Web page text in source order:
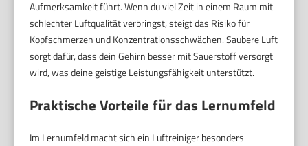
Aufmerksamkeit führt. Wenn du viel Zeit in einem Raum mit
schlechter Luftqualität verbringst, steigt das Risiko für
Kopfschmerzen und Konzentrationsschwächen. Saubere Luft
sorgt dafür, dass dein Gehirn besser mit Sauerstoff versorgt
wird, was deine geistige Leistungsfähigkeit unterstützt.
Praktische Vorteile für das Lernumfeld
Im Lernumfeld macht sich ein Luftreiniger besonders